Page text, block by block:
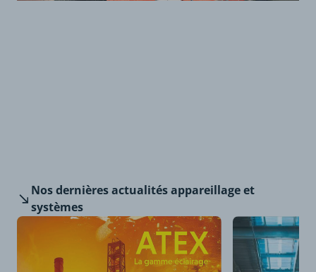
Nos dernièresactualités appareillage et
systèmes